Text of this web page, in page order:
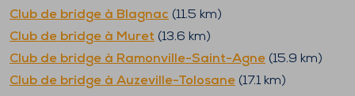
Club de bridge à Blagnac (11.5 km)
Club de bridge à Muret (13.6 km)
Club de bridge à Ramonville-Saint-Agne (15.9 km)
Club de bridge à Auzeville-Tolosane (17.1 km)